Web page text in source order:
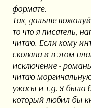
формате.
Так, дальше
то что я писатель,
читаю. Если кому
скована и в этом
исключение -
читаю
ужасы и т.д. Я была
который любил бы